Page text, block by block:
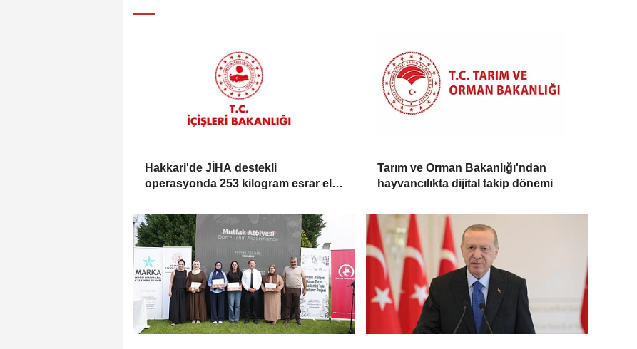
Hakkari'de JİHA destekli
operasyonda 253 kilogram esrar ele
Tarım ve Orman Bakanlığı'ndan
hayvancılıkta dijital takip dönemi